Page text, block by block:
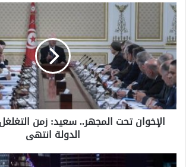
ا
ل
إ
خ
و
ا
ن
ت
ح
م
الإخوان تحت المجهر.. سعيد: زمن
الدولة انتهى
إ